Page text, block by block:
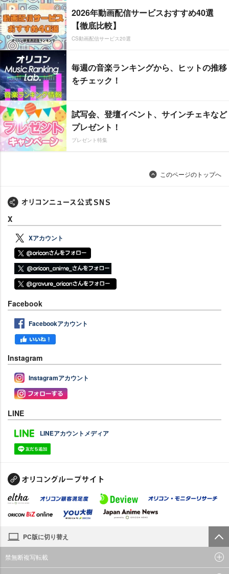
2026年動画配信サービスおすすめ40選
【徹底比較】
CS動画配信サービス20選
毎週の音楽ランキングから、ヒットの推移
をチェック！
試写会、登壇イベント、サインチェキなど
プレゼント！
プレゼント特集
このページのトップへ
X
Xアカウント
Facebook
Facebookアカウント
Instagram
Instagramアカウント
LINE
LINEアカウントメディア
PC版に切り替え
禁無断複写転載